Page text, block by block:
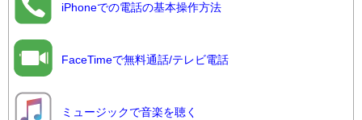
iPhoneでの電話の基本操作方法
FaceTimeで無料通話/テレビ電話
ミュージックで音楽を聴く